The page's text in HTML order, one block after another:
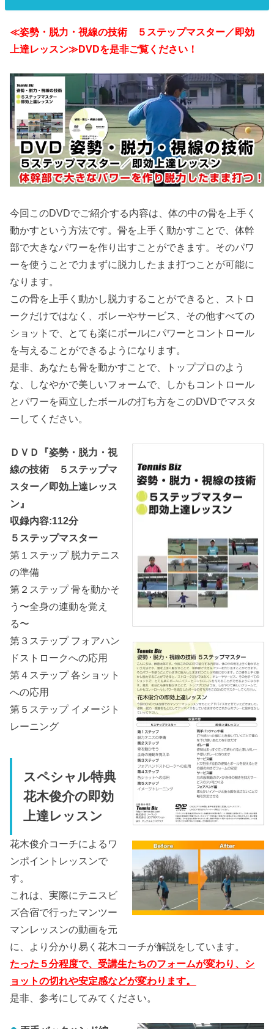
≪姿勢・脱力・視線の技術 ５ステップマスター／即効
上達レッスン≫DVDを是非ご覧ください！
今回このDVDでご紹介する内容は、体の中の骨を上手く
動かすという方法です。骨を上手く動かすことで、体幹
部で大きなパワーを作り出すことができます。そのパワ
ーを使うことで力まずに脱力したまま打つことが可能に
なります。
この骨を上手く動かし脱力することができると、ストロ
ークだけではなく、ボレーやサービス、その他すべての
ショットで、とても楽にボールにパワーとコントロール
を与えることができるようになります。
是非、あなたも骨を動かすことで、トッププロのよう
な、しなやかで美しいフォームで、しかもコントロール
とパワーを両立したボールの打ち方をこのDVDでマスタ
ーしてください。
ＤＶＤ『姿勢・脱力・視
線の技術 ５ステップマ
スター／即効上達レッス
ン』
収録内容:112分
５ステップマスター
第１ステップ 脱力テニス
の準備
第２ステップ 骨を動かそ
う〜全身の連動を覚え
る〜
第３ステップ フォアハン
ドストロークへの応用
第４ステップ 各ショット
への応用
第５ステップ イメージト
レーニング
スペシャル特典
花木俊介の即効
上達レッスン
花木俊介コーチによるワ
ンポイントレッスンで
す。
これは、実際にテニスビ
ズ合宿で行ったマンツー
マンレッスンの動画を元
に、より分かり易く花木コーチが解説をしています。
たった５分程度で、受講生たちのフォームが変わり、シ
ョットの切れや安定感などが変わります。
是非、参考にしてみてください。